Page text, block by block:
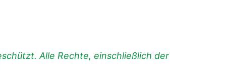
Alle Rechte, einschließlich der